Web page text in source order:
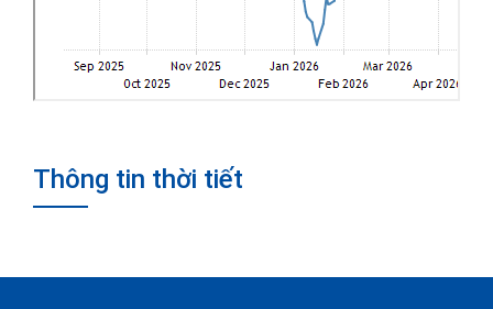
Thông tin thời tiết